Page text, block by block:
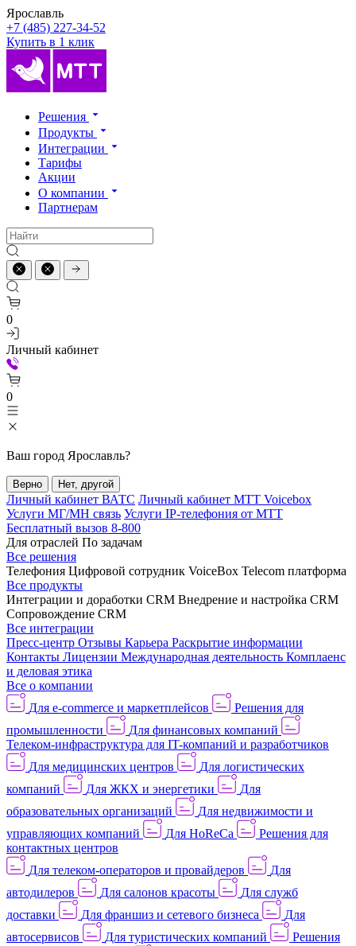
Ярославль
+7 (485) 227-34-52
Купить в 1 клик
Решения
Продукты
Интеграции
Тарифы
Акции
О компании
Партнерам
0
Личный кабинет
0
Ваш город Ярославль?
Верно Нет, другой
Личный кабинет ВАТС Личный кабинет МТТ Voicebox
Услуги МГ/МН связь Услуги IP-телефония от МТТ
Бесплатный вызов 8-800
Для отраслей По задачам
Все решения
Телефония Цифровой сотрудник VoiceBox Telecom платформа
Все продукты
Интеграции и доработки CRM Внедрение и настройка CRM
Сопровождение CRM
Все интеграции
Пресс-центр Отзывы Карьера Раскрытие информации
Контакты Лицензии Международная деятельность Комплаенс
и деловая этика
Все о компании
Для e-commerce и маркетплейсов
Решения для
промышленности
Для финансовых компаний
Телеком-инфраструктура для IT-компаний и разработчиков
Для медицинских центров
Для логистических
компаний
Для ЖКХ и энергетики
Для
образовательных организаций
Для недвижимости и
управляющих компаний
Для HoReCa
Решения для
контактных центров
Для телеком-операторов и провайдеров
Для
автодилеров
Для салонов красоты
Для служб
доставки
Для франшиз и сетевого бизнеса
Для
автосервисов
Для туристических компаний
Решения